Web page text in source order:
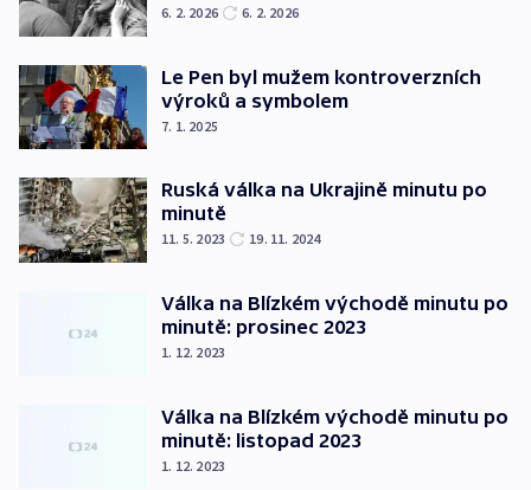
6. 2. 2026 6. 2. 2026
Le Pen byl mužem kontroverzních
výroků a symbolem
7. 1. 2025
Ruská válka na Ukrajině minutu po
minutě
11. 5. 2023 19. 11. 2024
Válka na Blízkém východě minutu po
minutě: prosinec 2023
1. 12. 2023
Válka na Blízkém východě minutu po
minutě: listopad 2023
1. 12. 2023